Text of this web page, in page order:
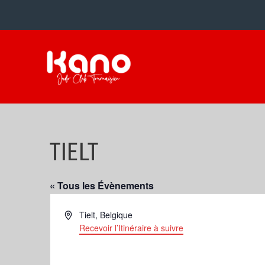
TIELT
« Tous les Évènements
Adresse
Tielt, Belgique
Recevoir l’Itinéraire à suivre